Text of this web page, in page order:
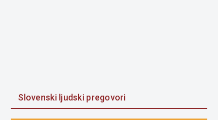
Slovenski ljudski pregovori